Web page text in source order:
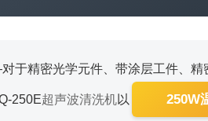
精密光学元件、带涂层工件、精
250E超声波清洗机以 250W